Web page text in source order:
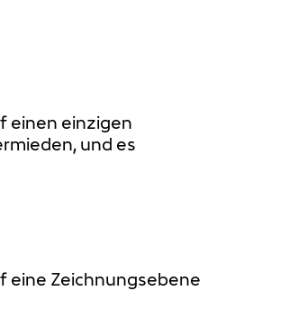
einen einzigen
und es
eine Zeichnungsebene